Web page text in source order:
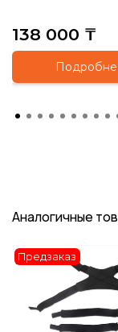
138 000 ₸
Аналогичные
Предзаказ